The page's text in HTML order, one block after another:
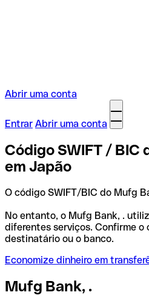
Abrir uma conta
Entrar Abrir uma conta
Código SWIFT / BIC
em Japão
O código SWIFT/BIC do Mufg
No entanto, o Mufg Bank, .
diferentes serviços. Confirme o
destinatário ou o banco.
Economize dinheiro em
Mufg Bank, .